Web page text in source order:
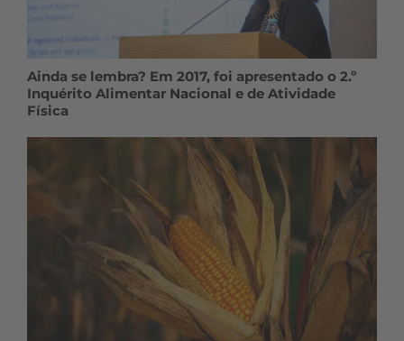
Ainda se lembra? Em 2017, foi apresentado o 2.º
Inquérito Alimentar Nacional e de Atividade
Física